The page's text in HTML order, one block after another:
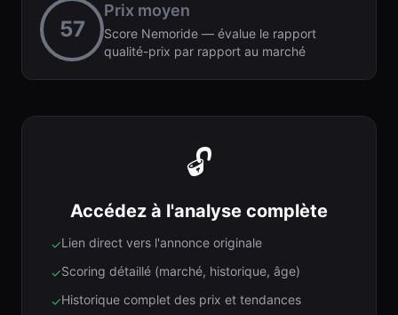
57
Prix moyen
Score Nemoride — évalue le rapport
qualité-prix par rapport au marché
🔓
Accédez à l'analyse complète
✓Lien direct vers l'annonce originale
✓Scoring détaillé (marché, historique, âge)
✓Historique complet des prix et tendances